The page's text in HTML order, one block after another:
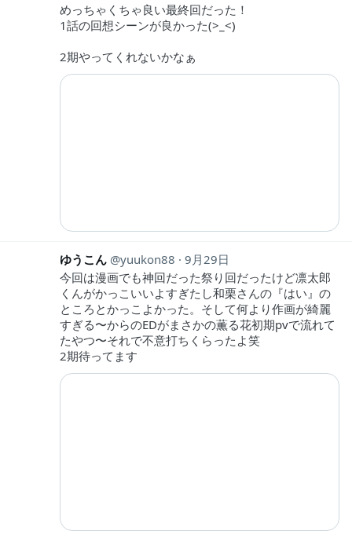
めっちゃくちゃ良い最終回だった！
1話の回想シーンが良かった(>_<)
2期やってくれないかなぁ
ゆうこん yuukon88
9月29日
今回は漫画でも神回だった祭り回だったけど凛太郎
くんがかっこいいよすぎたし和栗さんの『はい』の
ところとかっこよかった。そして何より作画が綺麗
すぎる〜からのEDがまさかの薫る花初期pvで流れて
たやつ〜それで不意打ちくらったよ笑
2期待ってます